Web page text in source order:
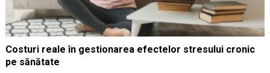
Costuri reale în gestionarea efectelor stresului cronic
pe sănătate